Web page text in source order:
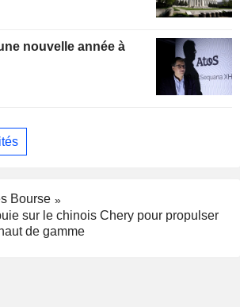
Bourse
sur le chinois Chery pour propulser
de gamme